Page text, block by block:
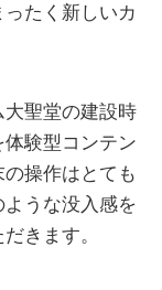
たく新しいカ
聖堂の建設時
験型コンテン
操作はとても
うな没入感を
きます。